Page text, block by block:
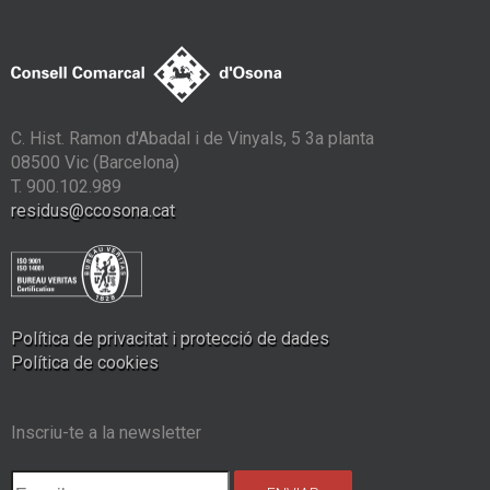
C. Hist. Ramon d'Abadal i de Vinyals, 5 3a planta
08500 Vic (Barcelona)
T. 900.102.989
residus@ccosona.cat
Política de privacitat i protecció de dades
Política de cookies
Inscriu-te a la newsletter